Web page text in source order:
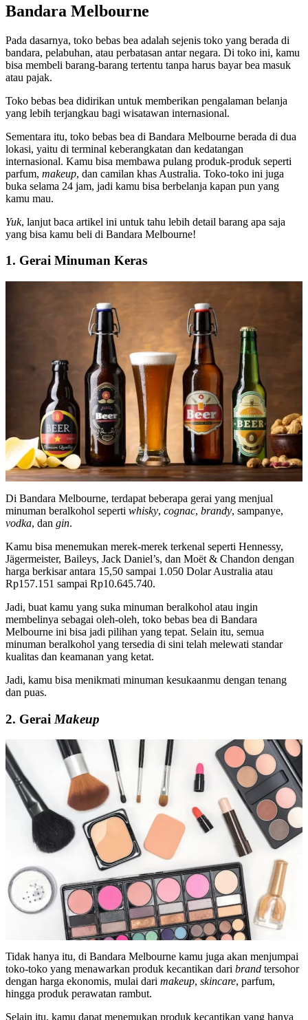
Bandara Melbourne
Pada dasarnya, toko bebas bea adalah sejenis toko yang berada di
bandara, pelabuhan, atau perbatasan antar negara. Di toko ini, kamu
bisa membeli barang-barang tertentu tanpa harus bayar bea masuk
atau pajak.
Toko bebas bea didirikan untuk memberikan pengalaman belanja
yang lebih terjangkau bagi wisatawan internasional.
Sementara itu, toko bebas bea di Bandara Melbourne berada di dua
lokasi, yaitu di terminal keberangkatan dan kedatangan
internasional. Kamu bisa membawa pulang produk-produk seperti
parfum, makeup, dan camilan khas Australia. Toko-toko ini juga
buka selama 24 jam, jadi kamu bisa berbelanja kapan pun yang
kamu mau.
Yuk, lanjut baca artikel ini untuk tahu lebih detail barang apa saja
yang bisa kamu beli di Bandara Melbourne!
1. Gerai Minuman Keras
Di Bandara Melbourne, terdapat beberapa gerai yang menjual
minuman beralkohol seperti whisky, cognac, brandy, sampanye,
vodka, dan gin.
Kamu bisa menemukan merek-merek terkenal seperti Hennessy,
Jägermeister, Baileys, Jack Daniel’s, dan Moët & Chandon dengan
harga berkisar antara 15,50 sampai 1.050 Dolar Australia atau
Rp157.151 sampai Rp10.645.740.
Jadi, buat kamu yang suka minuman beralkohol atau ingin
membelinya sebagai oleh-oleh, toko bebas bea di Bandara
Melbourne ini bisa jadi pilihan yang tepat. Selain itu, semua
minuman beralkohol yang tersedia di sini telah melewati standar
kualitas dan keamanan yang ketat.
Jadi, kamu bisa menikmati minuman kesukaanmu dengan tenang
dan puas.
2. Gerai Makeup
Tidak hanya itu, di Bandara Melbourne kamu juga akan menjumpai
toko-toko yang menawarkan produk kecantikan dari brand tersohor
dengan harga ekonomis, mulai dari makeup, skincare, parfum,
hingga produk perawatan rambut.
Selain itu, kamu dapat menemukan produk kecantikan yang hanya